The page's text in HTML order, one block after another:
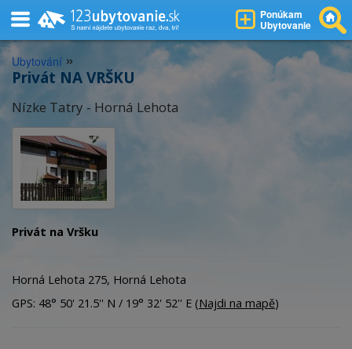
Ponúkam
Ubytovanie
Ubytování »
Privát NA VRŠKU
Nízke Tatry - Horná Lehota
Privát na Vršku
Horná Lehota 275, Horná Lehota
GPS: 48° 50' 21.5'' N / 19° 32' 52'' E (Najdi na mapě)